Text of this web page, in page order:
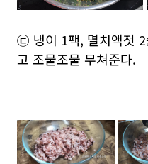
㉢ 냉이 1팩, 멸치액젓
고 조물조물 무쳐준다.